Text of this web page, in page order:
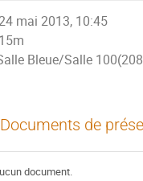
mai 2013, 10:45
15m
Bleue/Salle
Documents de
document.